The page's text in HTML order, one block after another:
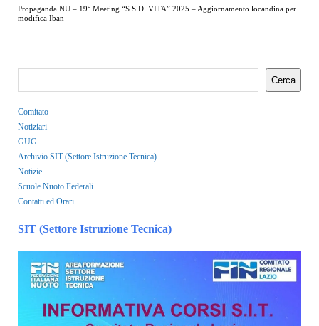
Propaganda NU – 19° Meeting “S.S.D. VITA” 2025 – Aggiornamento locandina per
modifica Iban
Cerca
Comitato
Notiziari
GUG
Archivio SIT (Settore Istruzione Tecnica)
Notizie
Scuole Nuoto Federali
Contatti ed Orari
SIT (Settore Istruzione Tecnica)